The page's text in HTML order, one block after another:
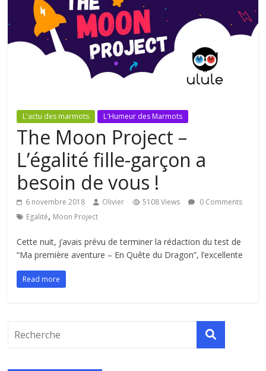
L'actu des marmots L'Humeur des Marmots
The Moon Project –
L’égalité fille-garçon a
besoin de vous !
6 novembre 2018 Olivier 5108 Views
0 Comments
Egalité, Moon Project
Cette nuit, j’avais prévu de terminer la rédaction du test de
“Ma première aventure – En Quête du Dragon”, l’excellente
Read more